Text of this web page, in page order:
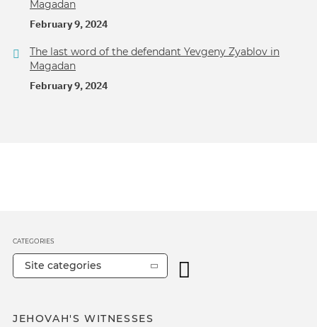
Magadan
February 9, 2024
The last word of the defendant Yevgeny Zyablov in
Magadan
February 9, 2024
JEHOVAH'S WITNESSES
CATEGORIES
Site categories